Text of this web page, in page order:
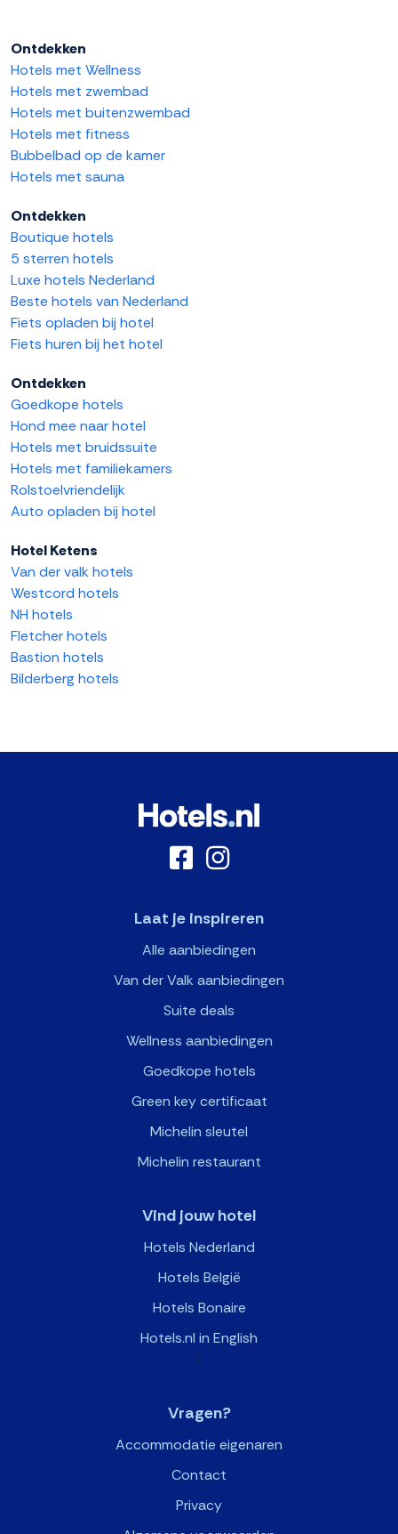
Ontdekken
Hotels met Wellness
Hotels met zwembad
Hotels met buitenzwembad
Hotels met fitness
Bubbelbad op de kamer
Hotels met sauna
Ontdekken
Boutique hotels
5 sterren hotels
Luxe hotels Nederland
Beste hotels van Nederland
Fiets opladen bij hotel
Fiets huren bij het hotel
Ontdekken
Goedkope hotels
Hond mee naar hotel
Hotels met bruidssuite
Hotels met familiekamers
Rolstoelvriendelijk
Auto opladen bij hotel
Hotel Ketens
Van der valk hotels
Westcord hotels
NH hotels
Fletcher hotels
Bastion hotels
Bilderberg hotels
Laat je inspireren
Alle aanbiedingen
Van der Valk aanbiedingen
Suite deals
Wellness aanbiedingen
Goedkope hotels
Green key certificaat
Michelin sleutel
Michelin restaurant
Vind jouw hotel
Hotels Nederland
Hotels België
Hotels Bonaire
Hotels.nl in English
>
Vragen?
Accommodatie eigenaren
Contact
Privacy